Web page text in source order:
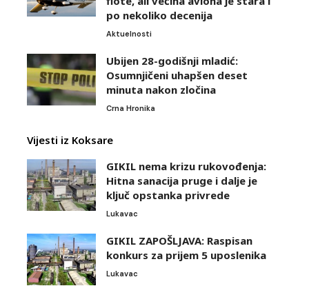
po nekoliko decenija
Aktuelnosti
Ubijen 28-godišnji mladić:
Osumnjičeni uhapšen deset
minuta nakon zločina
Crna Hronika
Vijesti iz Koksare
GIKIL nema krizu rukovođenja:
Hitna sanacija pruge i dalje je
ključ opstanka privrede
Lukavac
GIKIL ZAPOŠLJAVA: Raspisan
konkurs za prijem 5 uposlenika
Lukavac